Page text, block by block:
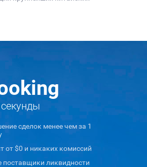
сделок менее чем за 1
от $0 и никаких комиссий
поставщики ликвидности